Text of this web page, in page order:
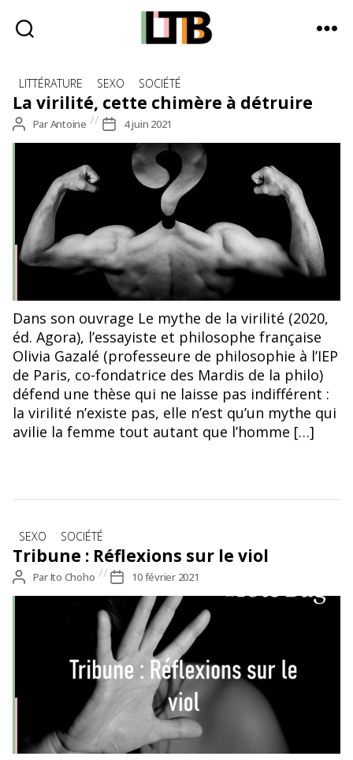
Tote
Bag
-
d'information
quotidienne
Catégories
LITTÉRATURE SEXO SOCIÉTÉ
La virilité, cette chimère à détruire
Auteur
de
ParAntoine
Date
de
l’article
4 juin 2021
Dans son ouvrage Le mythe de la virilité (2020,
éd. Agora), l’essayiste et philosophe française
Olivia Gazalé (professeure de philosophie à l’IEP
de Paris, co-fondatrice des Mardis de la philo)
défend une thèse qui ne laisse pas indifférent :
la virilité n’existe pas, elle n’est qu’un mythe qui
avilie la femme tout autant que l’homme […]
Catégories
SEXO SOCIÉTÉ
Tribune : Réflexions sur le viol
Auteur
de
ParIto Choho
Date
de
l’article
10 février 2021